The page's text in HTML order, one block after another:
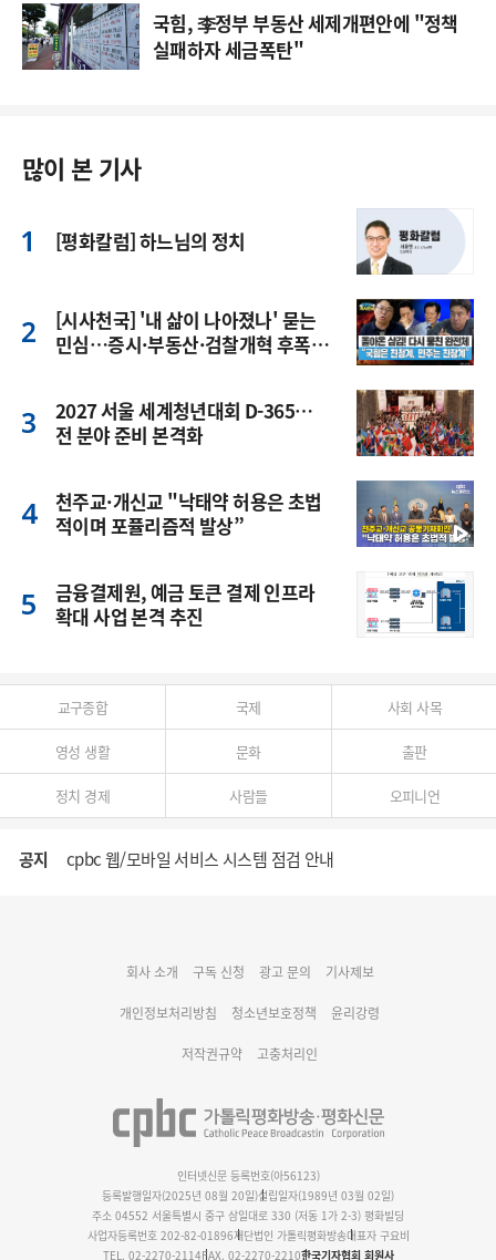
국힘, 李정부 부동산 세제개편안에 "정책
실패하자 세금폭탄"
많이 본 기사
[평화칼럼] 하느님의 정치
[시사천국] '내 삶이 나아졌나' 묻는
민심…증시·부동산·검찰개혁 후폭
2027 서울 세계청년대회 D-365…
전 분야 준비 본격화
천주교·개신교 "낙태약 허용은 초법
적이며 포퓰리즘적 발상”
금융결제원, 예금 토큰 결제 인프라
확대 사업 본격 추진
교구종합 국제 사회 사목
영성 생활 문화 출판
정치 경제 사람들 오피니언
공지 cpbc 웹/모바일 서비스 시스템 점검 안내
명동 미디어큐브 & 1898 미디어월 공모전 수상작 발표
회사 소개 구독 신청 광고 문의 기사제보
개인정보처리방침 청소년보호정책 윤리강령
저작권규약 고충처리인
인터넷신문 등록번호(아56123)
등록발행일자(2025년 08월 20일)설립일자(1989년 03월 02일)
주소 04552 서울특별시 중구 삼일대로 330 (저동 1가 2-3) 평화빌딩
사업자등록번호 202-82-01896재단법인 가톨릭평화방송대표자 구요비
TEL. 02-2270-2114FAX. 02-2270-2210한국기자협회 회원사